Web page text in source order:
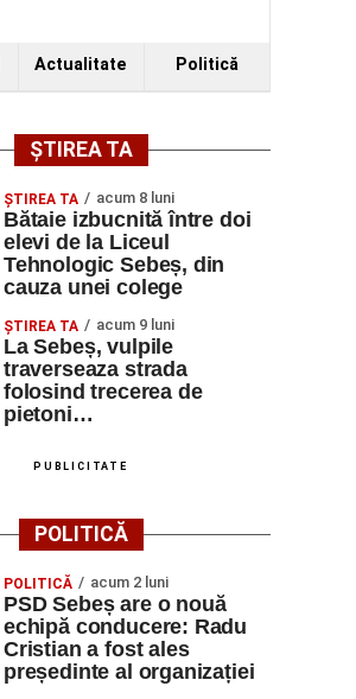
Actualitate Politică
ȘTIREA TA
ŞTIREA TA acum 8 luni
Bătaie izbucnită între doi
elevi de la Liceul
Tehnologic Sebeș, din
cauza unei colege
ŞTIREA TA acum 9 luni
La Sebeș, vulpile
traverseaza strada
folosind trecerea de
pietoni…
PUBLICITATE
POLITICĂ
POLITICĂ acum 2 luni
PSD Sebeș are o nouă
echipă conducere: Radu
Cristian a fost ales
președinte al organizației